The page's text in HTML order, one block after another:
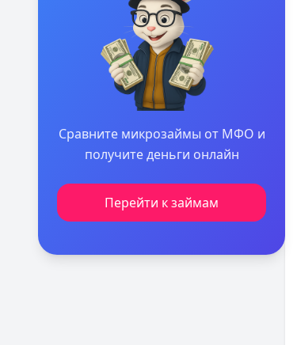
Сравните микрозаймы от МФО и
получите деньги онлайн
Перейти к займам